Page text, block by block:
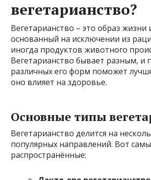
вегетарианство?
Вегетарианство – это образ жизни
основанный на исключении из
иногда продуктов животного
Вегетарианство бывает разным, и
различных его форм поможет
оно влияет на здоровье.
Основные типы
Вегетарианство делится на
популярных направлений. Вот
распространённые: